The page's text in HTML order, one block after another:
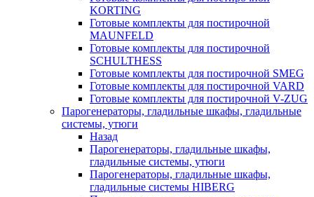
KORTING
Готовые комплекты для постирочной
MAUNFELD
Готовые комплекты для постирочной
SCHULTHESS
Готовые комплекты для постирочной SMEG
Готовые комплекты для постирочной VARD
Готовые комплекты для постирочной V-ZUG
Парогенераторы, гладильные шкафы, гладильные
системы, утюги
Назад
Парогенераторы, гладильные шкафы,
гладильные системы, утюги
Парогенераторы, гладильные шкафы,
гладильные системы HIBERG